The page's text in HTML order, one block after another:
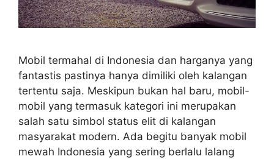
Mobil termahal di Indonesia dan harganya yang
fantastis pastinya hanya dimiliki oleh kalangan
tertentu saja. Meskipun bukan hal baru, mobil-
mobil yang termasuk kategori ini merupakan
salah satu simbol status elit di kalangan
masyarakat modern. Ada begitu banyak mobil
mewah Indonesia yang sering berlalu lalang